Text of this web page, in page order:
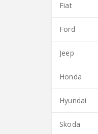
Fiat
Ford
Jeep
Honda
Hyundai
Skoda